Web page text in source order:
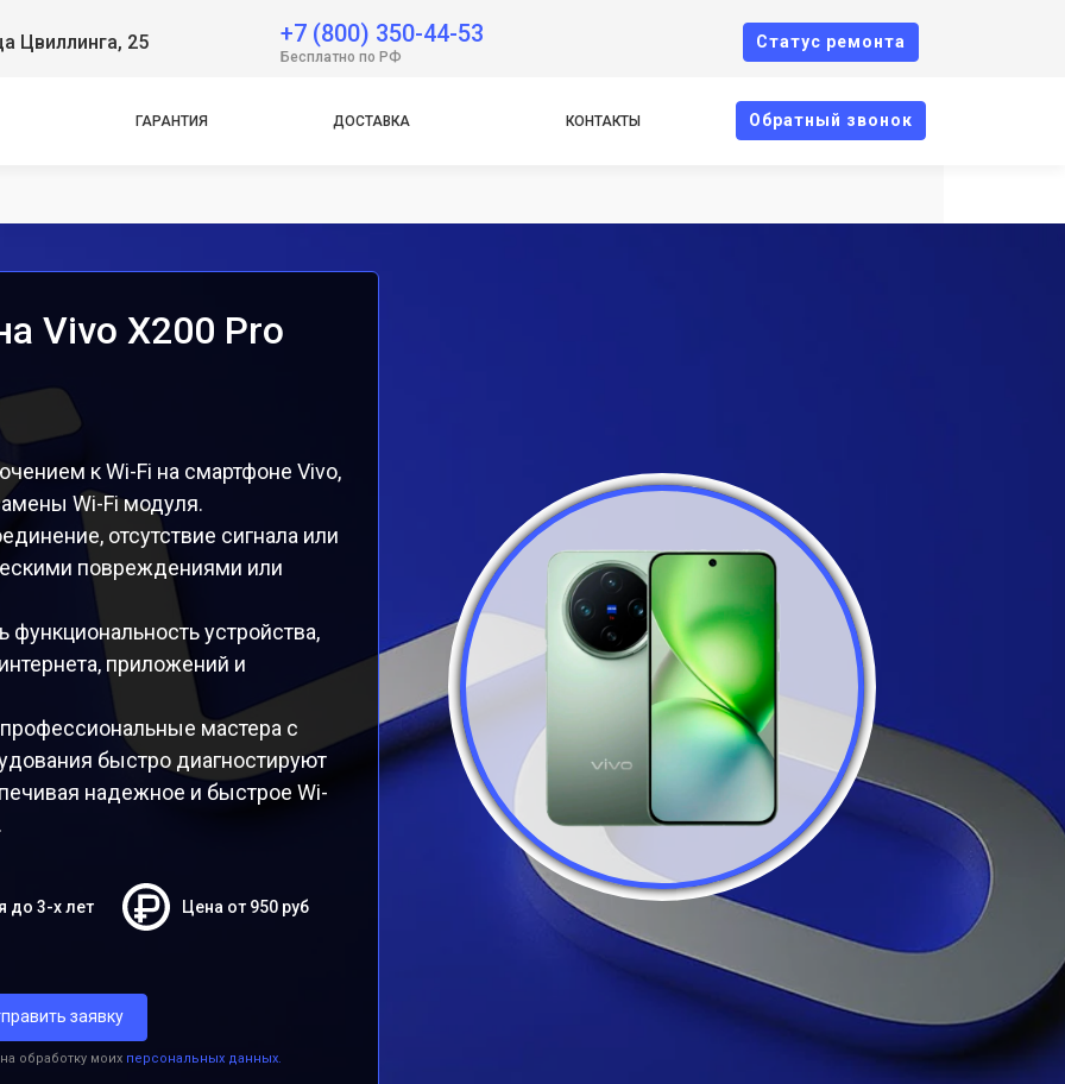
Цвиллинга, 25 +7 (800) 350-44-53
Бесплатно по РФ
Cтатус ремонта
ГАРАНТИЯ ДОСТАВКА КОНТАКТЫ Oбратный звонок
Vivo X200 Pro
к Wi-Fi на смартфоне Vivo,
Wi-Fi модуля.
отсутствие сигнала или
повреждениями или
функциональность устройства,
приложений и
мастера с
быстро диагностируют
надежное и быстрое Wi-
до 3-х лет Цена от 950 руб
заявку
обработку моих персональных данных.